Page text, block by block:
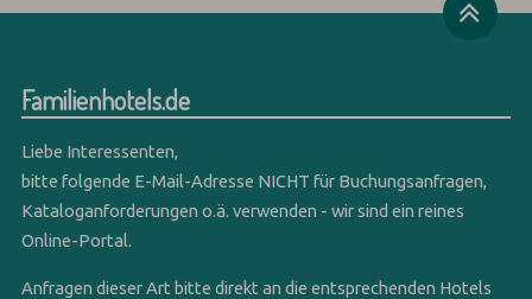
Familienhotels.de
Liebe Interessenten,
bitte folgende E-Mail-Adresse NICHT für Buchungsanfragen,
Kataloganforderungen o.ä. verwenden - wir sind ein reines
Online-Portal.
Anfragen dieser Art bitte direkt an die entsprechenden Hotels